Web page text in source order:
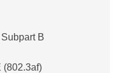
B
(802.3af)